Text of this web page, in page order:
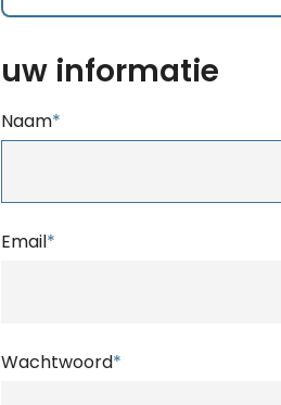
uw informatie
Naam*
Email*
Wachtwoord*